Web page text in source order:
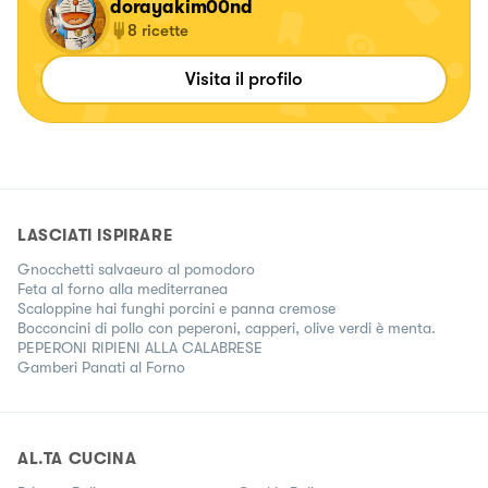
dorayakim00nd
8 ricette
Visita il profilo
LASCIATI ISPIRARE
Gnocchetti salvaeuro al pomodoro
Feta al forno alla mediterranea
Scaloppine hai funghi porcini e panna cremose
Bocconcini di pollo con peperoni, capperi, olive verdi è menta.
PEPERONI RIPIENI ALLA CALABRESE
Gamberi Panati al Forno
AL.TA CUCINA